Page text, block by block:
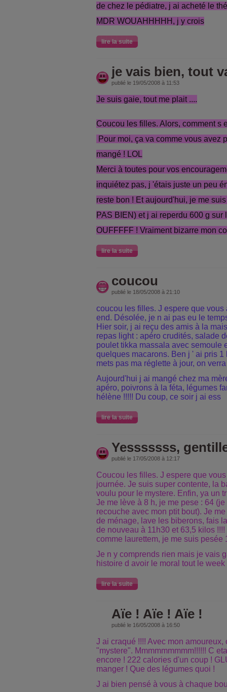
de chez le pédiatre, j ai acheté le
MDR WOUAHHHHH, j y crois
lire la suite
je vais bien, tout
publié le 19/05/2008 à 11:53
Je suis gaie, tout me plait ....
Coucou les filles. Alors, comment s
Pour moi, ça va comme vous avez
mangé ! LOL
Merci à toutes pour vos
inquiétez pas, j 'étais juste un peu
reste bon ! Et aujourd'hui, je me
PAS BIEN) et j ai reperdu 600 g
OUFFFFF ! Vraiment bizarre mon
lire la suite
coucou
publié le 18/05/2008 à 21:10
coucou les filles. J espere que
end. Désolée, je n ai pas eu le
Hier soir, j ai reçu des amis à la
repas light : apéro crudités, salade
poulet tikka massala avec semoule
quelques macarons. Ben j ' ai pris 1
mets pas ma réglette à jour, on
Aujourd'hui j ai mangé chez ma
apéro, poivrons à la féta, légumes
hélène !!!!! Du coup, ce soir j ai ess
lire la suite
Yesssssss,
publié le 17/05/2008 à 12:17
Coucou les filles. J espere que
journée. Je suis super contente, la
voulu pour le mystere. Enfin, ya un
Je me lève à 8 h, je me pese : 64
recouche avec mon ptit bout). Je
de ménage, lave les biberons, fais
de nouveau à 11h30 et 63,5 kilos
comme laurettem, je me suis pesée
Je n y comprends rien mais je vais
histoire d avoir le moral tout le week
lire la suite
Aïe ! Aïe ! Aïe !
publié le 16/05/2008 à 16:50
J ai craqué !!!! Avec mon
"mystere". Mmmmmmmmm!!!!!! C
encore ! 222 calories d'un coup !
manger ! Que des légumes quoi !
J ai bien pensé à vous à chaque